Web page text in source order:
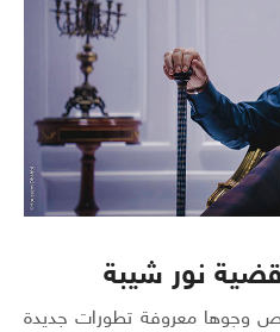
نور شيبة
وجوها معروفة تطورات جديدة